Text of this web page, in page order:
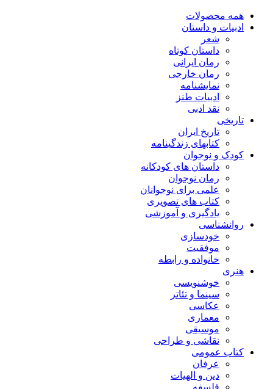
همه محصولات
ادبیات و داستان
شعر
داستان کوتاه
رمان ایرانی
رمان خارجی
نمایشنامه
ادبیات طنز
نقد ادبی
تاریخی
تاریخ ایران
کتابهای زندگینامه
کودک و نوجوان
داستان های کودکانه
رمان نوجوان
علمی برای نوجوانان
کتاب های تصویری
یادگیری و آموزشی
روانشناسی
خودسازی
موفقیت
خانواده و رابطه
هنری
خوشنویسی
سینما و تئاتر
عکاسی
معماری
موسیقی
نقاشی و طراحی
کتاب عمومی
عرفان
دین و الهیات
فلسفه